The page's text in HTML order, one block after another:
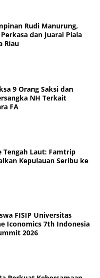
Rudi Manurung,
dan Juarai Piala
Riau
9 Orang Saksi dan
NH Terkait
FA
Tengah Laut: Famtrip
Kepulauan Seribu ke
FISIP Universitas
Iconomics 7th Indonesia
2026